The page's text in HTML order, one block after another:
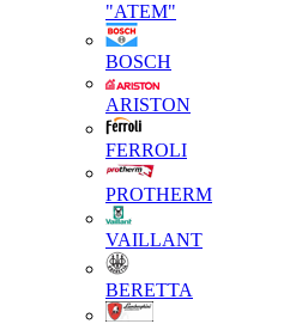
"АТЕМ"
BOSCH
ARISTON
FERROLI
PROTHERM
VAILLANT
BERETTA